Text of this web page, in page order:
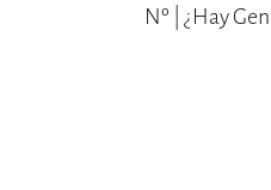
Nº | ¿hay